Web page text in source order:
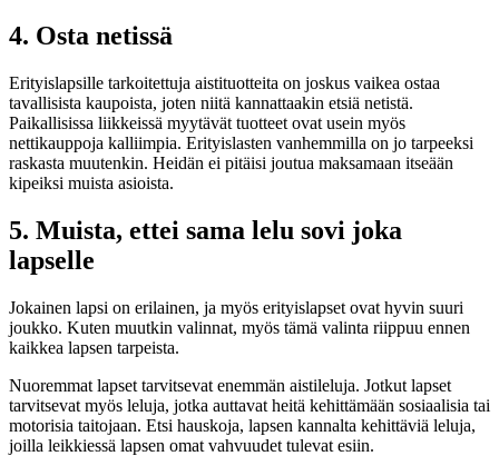
4. Osta netissä
Erityislapsille tarkoitettuja aistituotteita on joskus vaikea ostaa
tavallisista kaupoista, joten niitä kannattaakin etsiä netistä.
Paikallisissa liikkeissä myytävät tuotteet ovat usein myös
nettikauppoja kalliimpia. Erityislasten vanhemmilla on jo tarpeeksi
raskasta muutenkin. Heidän ei pitäisi joutua maksamaan itseään
kipeiksi muista asioista.
5. Muista, ettei sama lelu sovi joka
lapselle
Jokainen lapsi on erilainen, ja myös erityislapset ovat hyvin suuri
joukko. Kuten muutkin valinnat, myös tämä valinta riippuu ennen
kaikkea lapsen tarpeista.
Nuoremmat lapset tarvitsevat enemmän aistileluja. Jotkut lapset
tarvitsevat myös leluja, jotka auttavat heitä kehittämään sosiaalisia tai
motorisia taitojaan. Etsi hauskoja, lapsen kannalta kehittäviä leluja,
joilla leikkiessä lapsen omat vahvuudet tulevat esiin.